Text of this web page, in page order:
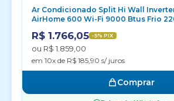
Ar Condicionado Split Hi Wall
AirHome 600 Wi-Fi 9000 Btus Frio
R$ 1.766,05 -5% PIX
ou R$ 1.859,00
em 10x de R$ 185,90 s/ juros
Comprar